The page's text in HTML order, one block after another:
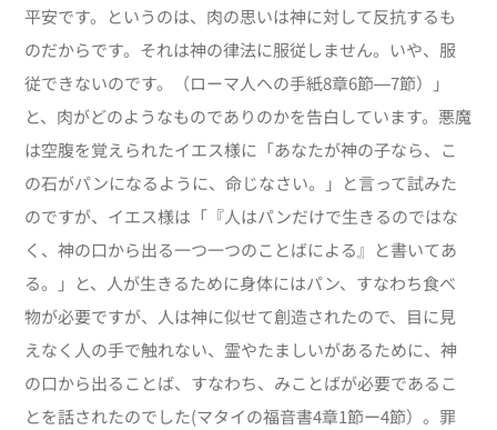
平安です。というのは、肉の思いは神に対して反抗するも
のだからです。それは神の律法に服従しません。いや、服
従できないのです。（ローマ人への手紙8章6節―7節）」
と、肉がどのようなものでありのかを告白しています。悪魔
は空腹を覚えられたイエス様に「あなたが神の子なら、こ
の石がパンになるように、命じなさい。」と言って試みた
のですが、イエス様は「『人はパンだけで生きるのではな
く、神の口から出る一つ一つのことばによる』と書いてあ
る。」と、人が生きるために身体にはパン、すなわち食べ
物が必要ですが、人は神に似せて創造されたので、目に見
えなく人の手で触れない、霊やたましいがあるために、神
の口から出ることば、すなわち、みことばが必要であるこ
とを話されたのでした(マタイの福音書4章1節ー4節）。罪